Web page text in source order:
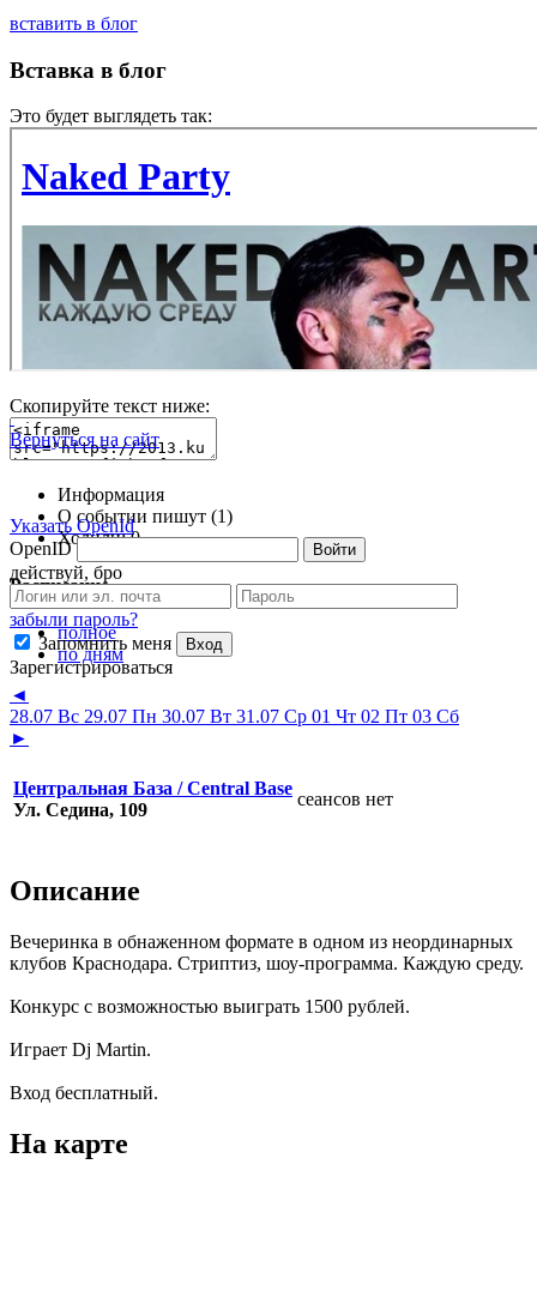
Вернуться на сайт
Указать OpenId
OpenID
Войти
действуй, бро
забыли пароль?
Запомнить меня
Вход
Зарегистрироваться
вставить в блог
Вставка в блог
Это будет выглядеть так:
Скопируйте текст ниже:
Информация
О событии пишут (1)
Ходили:0
Расписание
полное
по дням
◄
28.07 Вс 29.07 Пн 30.07 Вт 31.07 Ср 01 Чт 02 Пт 03 Сб
►
Центральная База / Central Base
Ул. Седина, 109
сеансов нет
Описание
Вечеринка в обнаженном формате в одном из неординарных
клубов Краснодара. Стриптиз, шоу-программа. Каждую среду.
Конкурс с возможностью выиграть 1500 рублей.
Играет Dj Martin.
Вход бесплатный.
На карте